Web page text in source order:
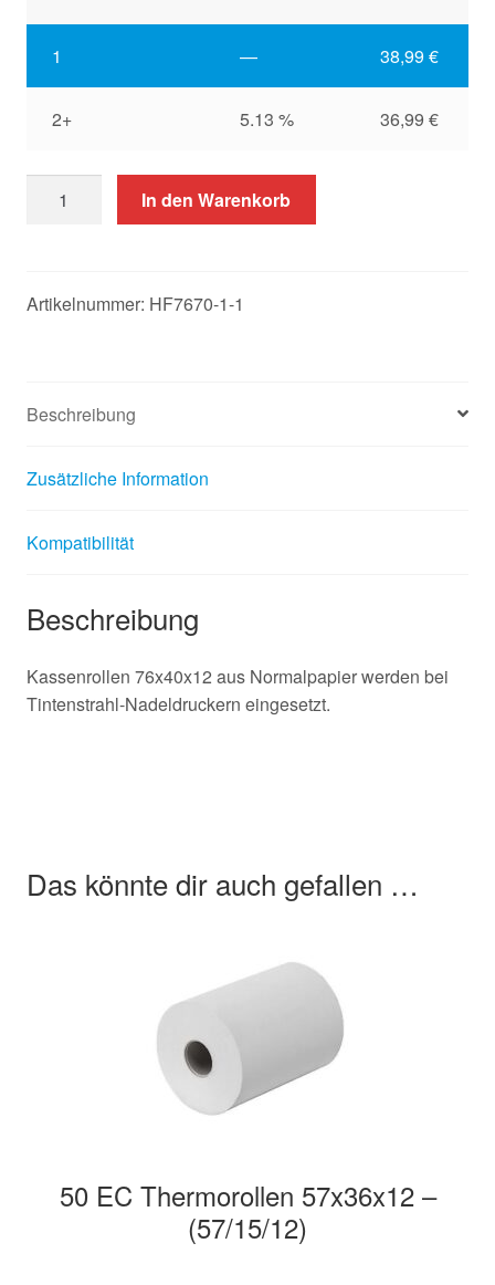
1 — 38,99€
2+ 5.13 % 36,99 €
Kassenrollen
In den Warenkorb
Artikelnummer: HF7670-1-1
Beschreibung
Zusätzliche Information
Kompatibilität
Beschreibung
Kassenrollen 76x40x12 aus Normalpapier werden bei
Tintenstrahl-Nadeldruckern eingesetzt.
Das könnte dir auch gefallen …
50 EC Thermorollen 57x36x12 –
(57/15/12)